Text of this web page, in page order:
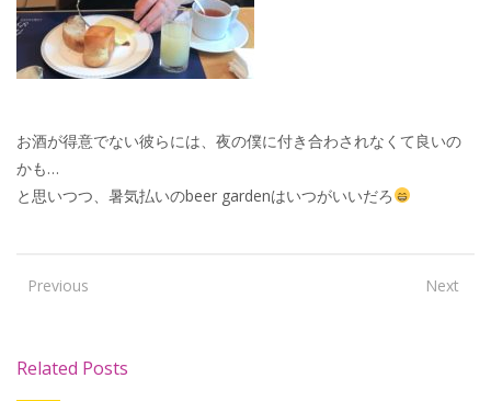
お酒が得意でない彼らには、夜の僕に付き合わされなくて良いの
かも…
と思いつつ、暑気払いのbeer gardenはいつがいいだろ
Previous Next
Related Posts